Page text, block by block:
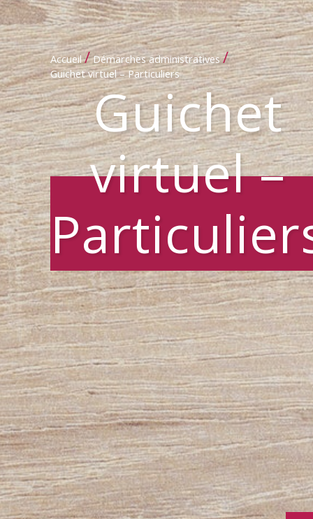
Accueil / Démarches administratives /
Guichet virtuel – Particuliers
Guichet
virtuel –